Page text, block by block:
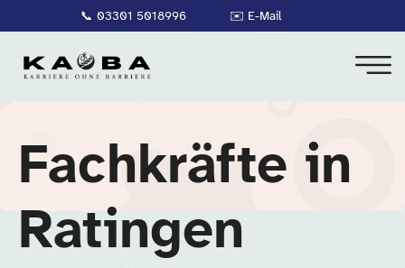
📞 03301 5018996 ✉️ E-Mail
Fachkräfte in
Ratingen